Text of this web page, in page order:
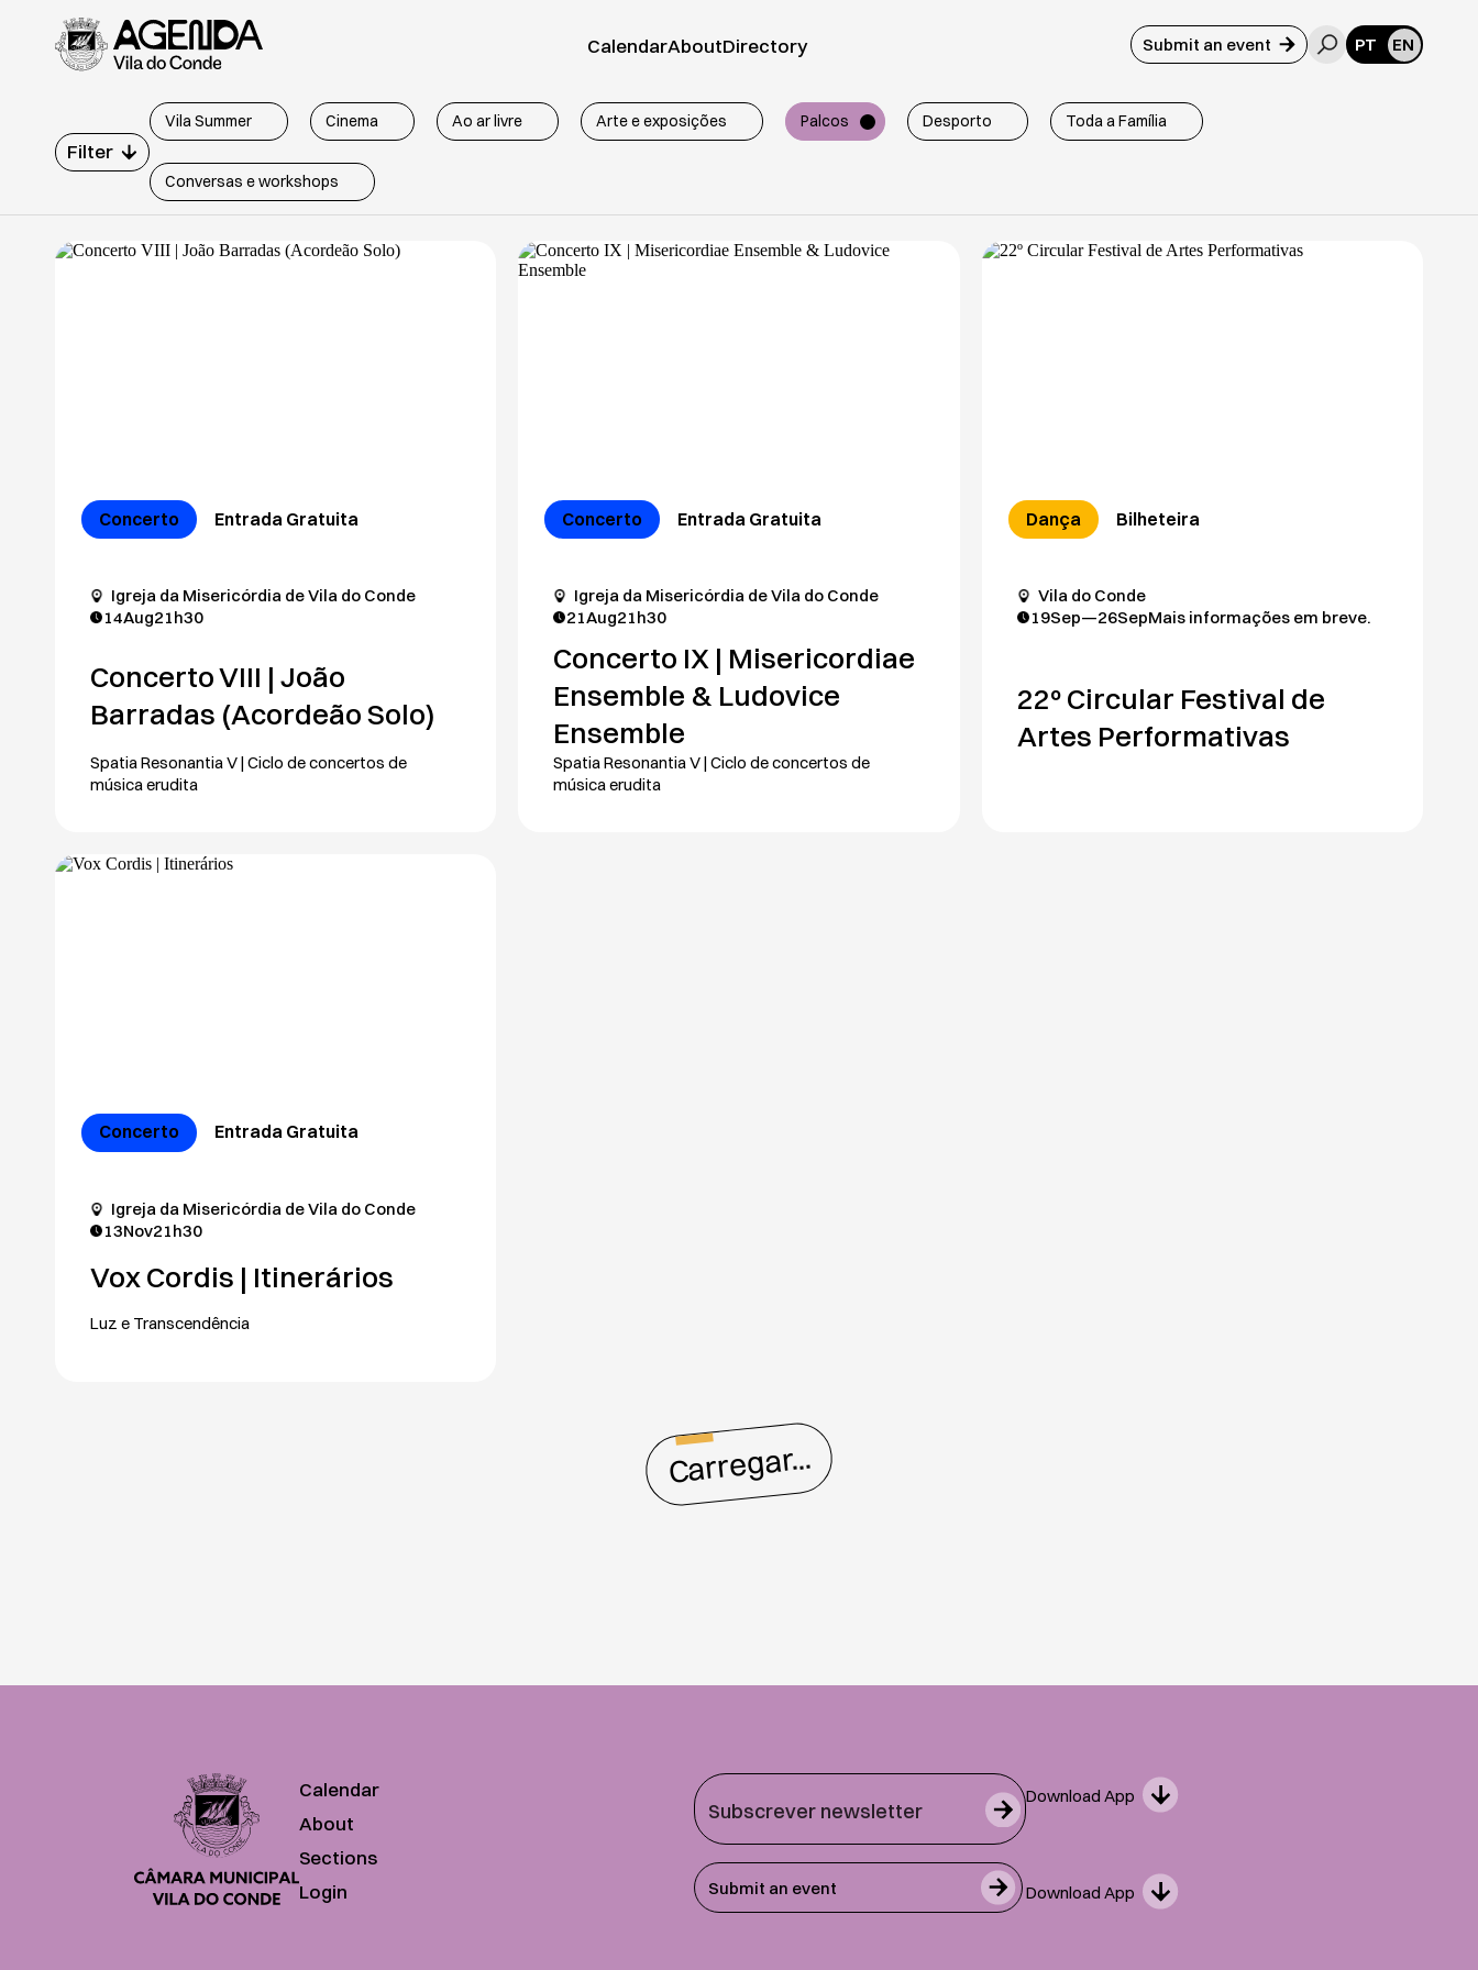
CalendarAboutDirectory Submit an event PT EN
Filter
Vila Summer Cinema Ao ar livre Arte e exposições Palcos Desporto Toda a Família
Conversas e workshops
Fapconde - Federação de Associações de Pais do Concelho de Vila do Conde
Galeria Solar
Ginásio Clube Vilacondense
Junta de Freguesia de Mindelo
Concerto Entrada Gratuita
Igreja da Misericórdia de Vila do Conde
14Aug21h30
Concerto VIII | João
Barradas (Acordeão Solo)
Spatia Resonantia V | Ciclo de concertos de
música erudita
Concerto Entrada Gratuita
Igreja da Misericórdia de Vila do Conde
21Aug21h30
Concerto IX | Misericordiae
Ensemble & Ludovice
Ensemble
Spatia Resonantia V | Ciclo de concertos de
música erudita
Dança Bilheteira
Vila do Conde
19Sep—26SepMais informações em breve.
22º Circular Festival de
Artes Performativas
Concerto Entrada Gratuita
Igreja da Misericórdia de Vila do Conde
13Nov21h30
Vox Cordis | Itinerários
Luz e Transcendência
Carregar...
Calendar
About
Sections
Login
Submit an event
Download App
Download App